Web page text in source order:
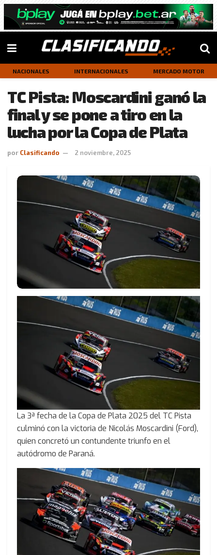
NACIONALES INTERNACIONALES MERCADO MOTOR
TC Pista: Moscardini ganó la
final y se pone a tiro en la
lucha por la Copa de Plata
por Clasificando 2 noviembre, 2025
La 3ª fecha de la Copa de Plata 2025 del TC Pista
culminó con la victoria de Nicolás Moscardini (Ford),
quien concretó un contundente triunfo en el
autódromo de Paraná.